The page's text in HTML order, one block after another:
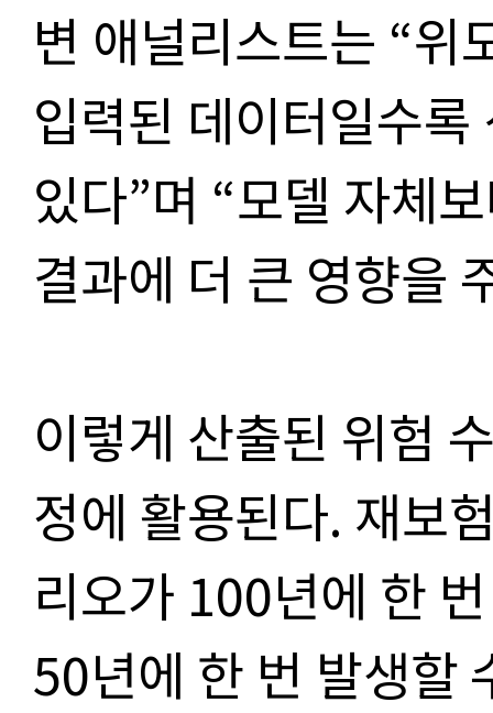
변 애널리스트는 “위
입력된 데이터일수
있다”며 “모델 자체
결과에 더 큰 영향을
이렇게 산출된 위험
정에 활용된다. 재보
리오가 100년에 한
50년에 한 번 발생할